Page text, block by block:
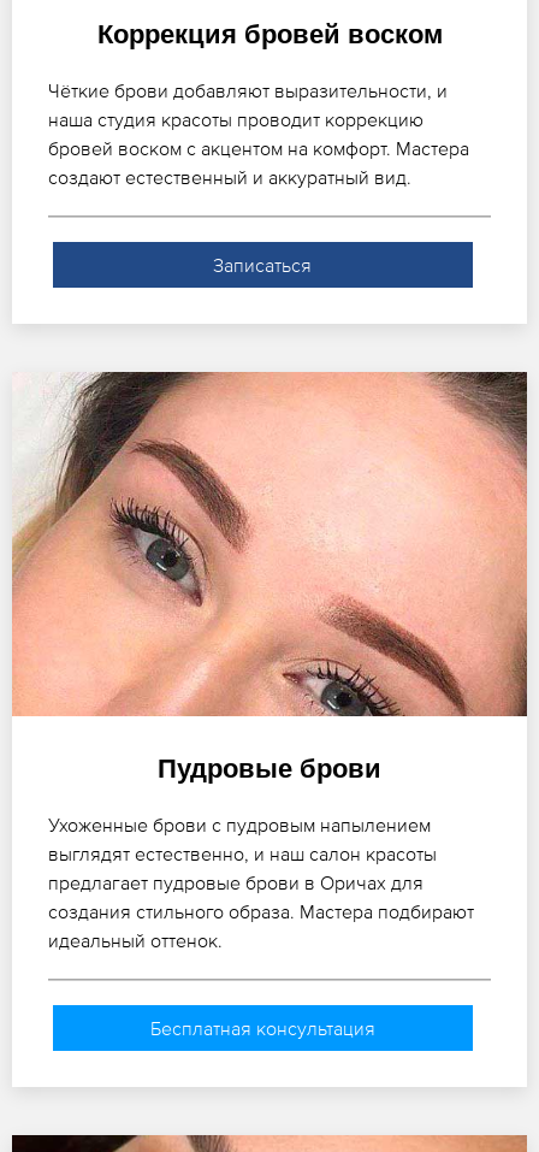
Коррекция бровей воском
Чёткие брови добавляют выразительности, и
наша студия красоты проводит коррекцию
бровей воском с акцентом на комфорт. Мастера
создают естественный и аккуратный вид.
Записаться
Пудровые брови
Ухоженные брови с пудровым напылением
выглядят естественно, и наш салон красоты
предлагает пудровые брови в Оричах для
создания стильного образа. Мастера подбирают
идеальный оттенок.
Бесплатная консультация